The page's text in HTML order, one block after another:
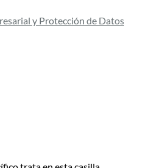
y Protección de Datos